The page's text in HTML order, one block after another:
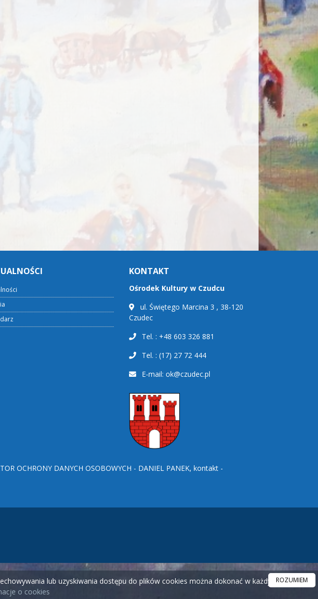
KONTAKT
Ośrodek Kultury w Czudcu
ul. Świętego Marcina 3 , 38-120
Czudec
Tel. : +48 603 326 881
Tel. : (17) 27 72 444
E-mail: ok@czudec.pl
OCHRONY DANYCH OSOBOWYCH - DANIEL PANEK, kontakt -
lub uzyskiwania dostępu do plików cookies można dokonać w każdym czasie.
o cookies
ROZUMIEM